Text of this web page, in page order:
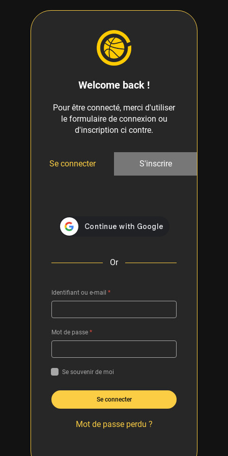
Welcome back !
Pour être connecté, merci d'utiliser
le formulaire de connexion ou
d'inscription ci contre.
Se connecter S'inscrire
Or
Identifiant ou e-mail *
Mot de passe *
Se souvenir de moi
Se connecter
Mot de passe perdu ?